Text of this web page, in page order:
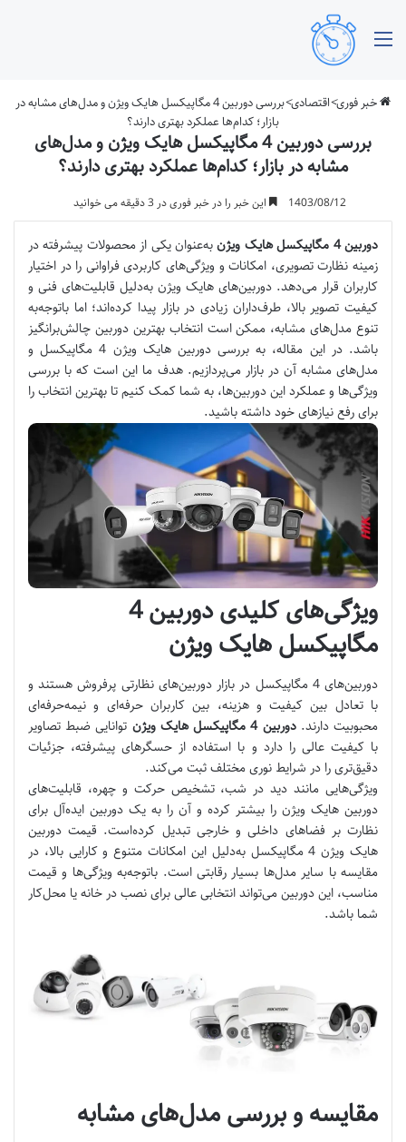
خبر فوری>اقتصادی>
بررسی دوربین‌ 4 مگاپیکسل هایک ویژن و مدل‌های مشابه در
بازار؛ کدام‌ها عملکرد بهتری دارند؟
بررسی دوربین‌ 4 مگاپیکسل هایک ویژن و مدل‌های
مشابه در بازار؛ کدام‌ها عملکرد بهتری دارند؟
1403/08/12 این خبر را در خبر فوری در 3 دقیقه می خوانید
دوربین‌ 4 مگاپیکسل هایک ویژن
به‌عنوان یکی از محصولات پیشرفته در
زمینه نظارت تصویری، امکانات و ویژگی‌های کاربردی فراوانی را در اختیار
کاربران قرار می‌دهد. دوربین‌‌های هایک ویژن به‌دلیل قابلیت‌های فنی و
کیفیت تصویر بالا، طرف‌داران زیادی در بازار پیدا کرده‌‌اند؛ اما باتوجه‌به
تنوع مدل‌های مشابه، ممکن است انتخاب بهترین دوربین چالش‌برانگیز
باشد. در این مقاله، به بررسی دوربین هایک ویژن 4 مگاپیکسل و
مدل‌های مشابه آن در بازار می‌پردازیم. هدف ما این است که با بررسی
ویژگی‌ها و عملکرد این دوربین‌ها، به شما کمک کنیم تا بهترین انتخاب را
برای رفع نیازهای خود داشته باشید.
ویژگی‌های کلیدی دوربین‌ 4
مگاپیکسل هایک ویژن
دوربین‌های 4 مگاپیکسل در بازار دوربین‌های نظارتی پرفروش هستند و
با تعادل بین کیفیت و هزینه، بین کاربران حرفه‌ای و نیمه‌حرفه‌ای
محبوبیت دارند.دوربین‌ 4 مگاپیکسل هایک ویژن
توانایی ضبط تصاویر
با کیفیت عالی را دارد و با استفاده از حسگرهای پیشرفته‌، جزئیات
دقیق‌تری را در شرایط نوری مختلف ثبت می‌کند.
ویژگی‌هایی مانند دید در شب، تشخیص حرکت و چهره، قابلیت‌های
دوربین هایک ویژن را بیشتر کرده و آن را به یک دوربین ایده‌آل برای
نظارت بر فضاهای داخلی و خارجی تبدیل کرده‌است. قیمت دوربین
هایک ویژن 4 مگاپیکسل به‌دلیل این امکانات متنوع و کارایی بالا، در
مقایسه با سایر مدل‌ها بسیار رقابتی است. باتوجه‌به ویژگی‌ها و قیمت
مناسب، این دوربین می‌تواند انتخابی عالی برای نصب در خانه یا محل‌کار
شما باشد.
مقایسه و بررسی مدل‌های مشابه